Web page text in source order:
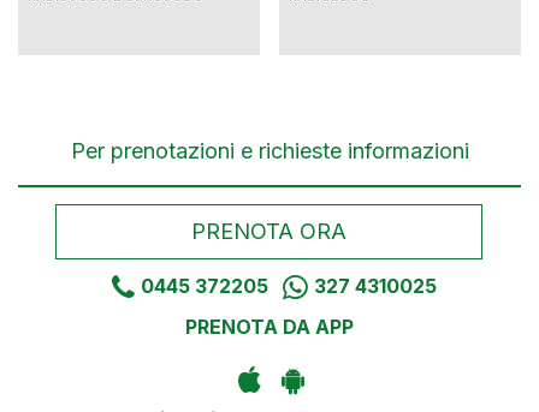
Per prenotazioni e richieste informazioni
PRENOTA ORA
0445 372205
327 4310025
PRENOTA DA APP